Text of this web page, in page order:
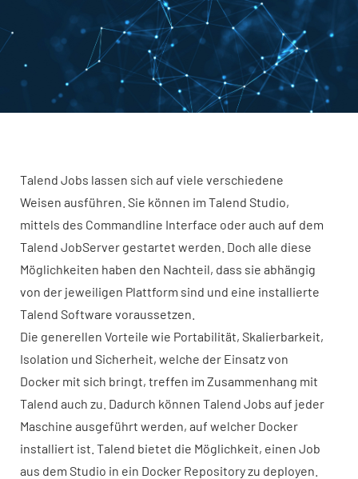
Talend Jobs lassen sich auf viele verschiedene
Weisen ausführen. Sie können im Talend Studio,
mittels des Commandline Interface oder auch auf dem
Talend JobServer gestartet werden. Doch alle diese
Möglichkeiten haben den Nachteil, dass sie abhängig
von der jeweiligen Plattform sind und eine installierte
Talend Software voraussetzen.
Die generellen Vorteile wie Portabilität, Skalierbarkeit,
Isolation und Sicherheit, welche der Einsatz von
Docker mit sich bringt, treffen im Zusammenhang mit
Talend auch zu. Dadurch können Talend Jobs auf jeder
Maschine ausgeführt werden, auf welcher Docker
installiert ist. Talend bietet die Möglichkeit, einen Job
aus dem Studio in ein Docker Repository zu deployen.